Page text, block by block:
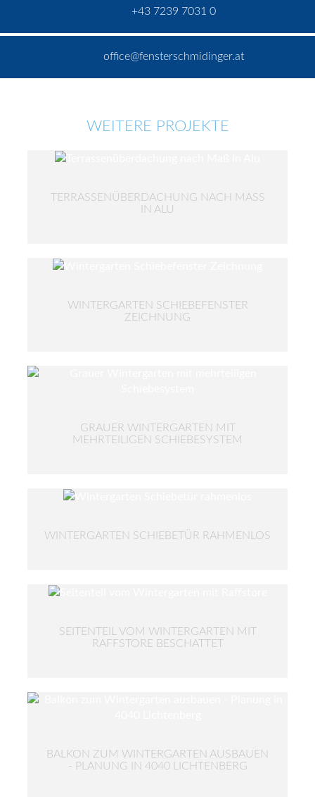
+43 7239 7031 0
office@fensterschmidinger.at
WEITERE PROJEKTE
TERRASSENÜBERDACHUNG NACH MASS I
N ALU
WINTERGARTEN SCHIEBEFENSTER
ZEICHNUNG
GRAUER WINTERGARTEN MIT
MEHRTEILIGEN SCHIEBESYSTEM
WINTERGARTEN SCHIEBETÜR RAHMENLOS
SEITENTEIL VOM WINTERGARTEN MIT
RAFFSTORE BESCHATTET
BALKON ZUM WINTERGARTEN AUSBAUEN
- PLANUNG IN 4040 LICHTENBERG